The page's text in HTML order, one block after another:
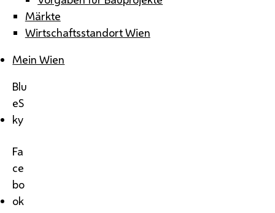
Märkte
Wirtschaftsstandort Wien
Mein Wien
Blu
eS
ky
Fa
ce
bo
ok